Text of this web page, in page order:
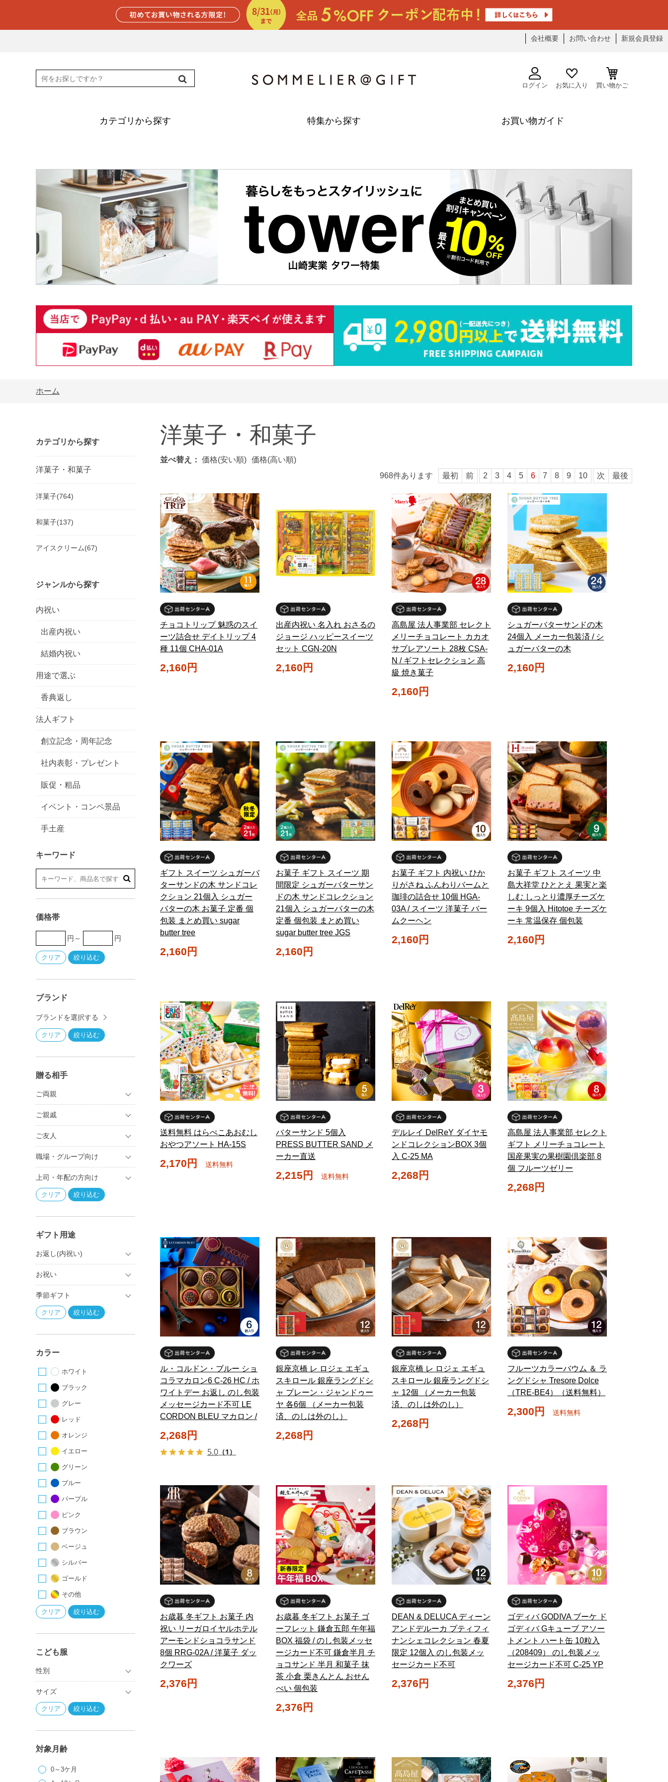
会社概要 お問い合わせ 新規会員登録
ログイン お気に入り 買い物かご
カテゴリから探す 特集から探す お買い物ガイド
ホーム
カテゴリから探す
洋菓子・和菓子
洋菓子(764)
和菓子(137)
アイスクリーム(67)
ジャンルから探す
内祝い
出産内祝い
結婚内祝い
用途で選ぶ
香典返し
法人ギフト
創立記念・周年記念
社内表彰・プレゼント
販促・粗品
イベント・コンペ景品
手土産
キーワード
価格帯
円～ 円
ブランド
ブランドを選択する
贈る相手
ご両親
ご親戚
ご友人
職場・グループ向け
上司・年配の方向け
ギフト用途
お返し(内祝い)
お祝い
季節ギフト
カラー
ホワイト
ブラック
グレー
レッド
オレンジ
イエロー
グリーン
ブルー
パープル
ピンク
ブラウン
ベージュ
シルバー
ゴールド
その他
こども服
性別
サイズ
対象月齢
0～3ケ月
洋菓子・和菓子
並べ替え： 価格(安い順) 価格(高い順)
968件あります 最初 前 2 3 4 5 6 7 8 9 10 次 最後
チョコトリップ 魅惑のスイ
ーツ詰合せ デイトリップ 4
種 11個 CHA-01A
2,160円
出産内祝い 名入れ おさるの
ジョージ ハッピースイーツ
セット CGN-20N
2,160円
高島屋 法人事業部 セレクト
メリーチョコレート カカオ
サブレアソート 28枚 CSA-
N / ギフトセレクション 高
級 焼き菓子
2,160円
シュガーバターサンドの木
24個入 メーカー包装済 / シ
ュガーバターの木
2,160円
ギフト スイーツ シュガーバ
ターサンドの木 サンドコレ
クション 21個入 シュガー
バターの木 お菓子 定番 個
包装 まとめ買い sugar
butter tree
2,160円
お菓子 ギフト スイーツ 期
間限定 シュガーバターサン
ドの木 サンドコレクション
21個入 シュガーバターの木
定番 個包装 まとめ買い
sugar butter tree JGS
2,160円
お菓子 ギフト 内祝い ひか
りがさね ふんわりバームと
珈琲の詰合せ 10個 HGA-
03A / スイーツ 洋菓子 バー
ムクーヘン
2,160円
お菓子 ギフト スイーツ 中
島大祥堂 ひととえ 果実と楽
しむ しっとり濃厚チーズケ
ーキ 9個入 Hitotoe チーズケ
ーキ 常温保存 個包装
2,160円
送料無料 はらぺこあおむし
おやつアソート HA-15S
2,170円 送料無料
バターサンド 5個入
PRESS BUTTER SAND メ
ーカー直送
2,215円 送料無料
デルレイ DelReY ダイヤモ
ンドコレクションBOX 3個
入 C-25 MA
2,268円
高島屋 法人事業部 セレクト
ギフト メリーチョコレート
国産果実の果樹園倶楽部 8
個 フルーツゼリー
2,268円
ル・コルドン・ブルー ショ
コラマカロン6 C-26 HC / ホ
ワイトデー お返し のし包装
メッセージカード不可 LE
CORDON BLEU マカロン /
2,268円
5.0 （1）
銀座京橋 レ ロジェ エギュ
スキロール 銀座ラングドシ
ャ プレーン・ジャンドゥー
ヤ 各6個 （メーカー包装
済、のしは外のし）
2,268円
銀座京橋 レ ロジェ エギュ
スキロール 銀座ラングドシ
ャ 12個 （メーカー包装
済、のしは外のし）
2,268円
フルーツカラーバウム ＆ ラ
ングドシャ Tresore Dolce
（TRE-BE4）（送料無料）
2,300円 送料無料
お歳暮 冬ギフト お菓子 内
祝い リーガロイヤルホテル
アーモンドショコラサンド
8個 RRG-02A / 洋菓子 ダッ
クワーズ
2,376円
お歳暮 冬ギフト お菓子 ゴ
ーフレット 鎌倉五郎 午年福
BOX 福袋 / のし包装メッセ
ージカード不可 鎌倉半月 チ
ョコサンド 半月 和菓子 抹
茶 小倉 栗きんとん おせん
べい 個包装
2,376円
DEAN & DELUCA ディーン
アンドデルーカ プティフィ
ナンシェコレクション 春夏
限定 12個入 のし包装メッ
セージカード不可
2,376円
ゴディバ GODIVA ブーケ ド
ゴディバ Gキューブ アソー
トメント ハート缶 10粒入
（208409） のし包装メッ
セージカード不可 C-25 YP
2,376円